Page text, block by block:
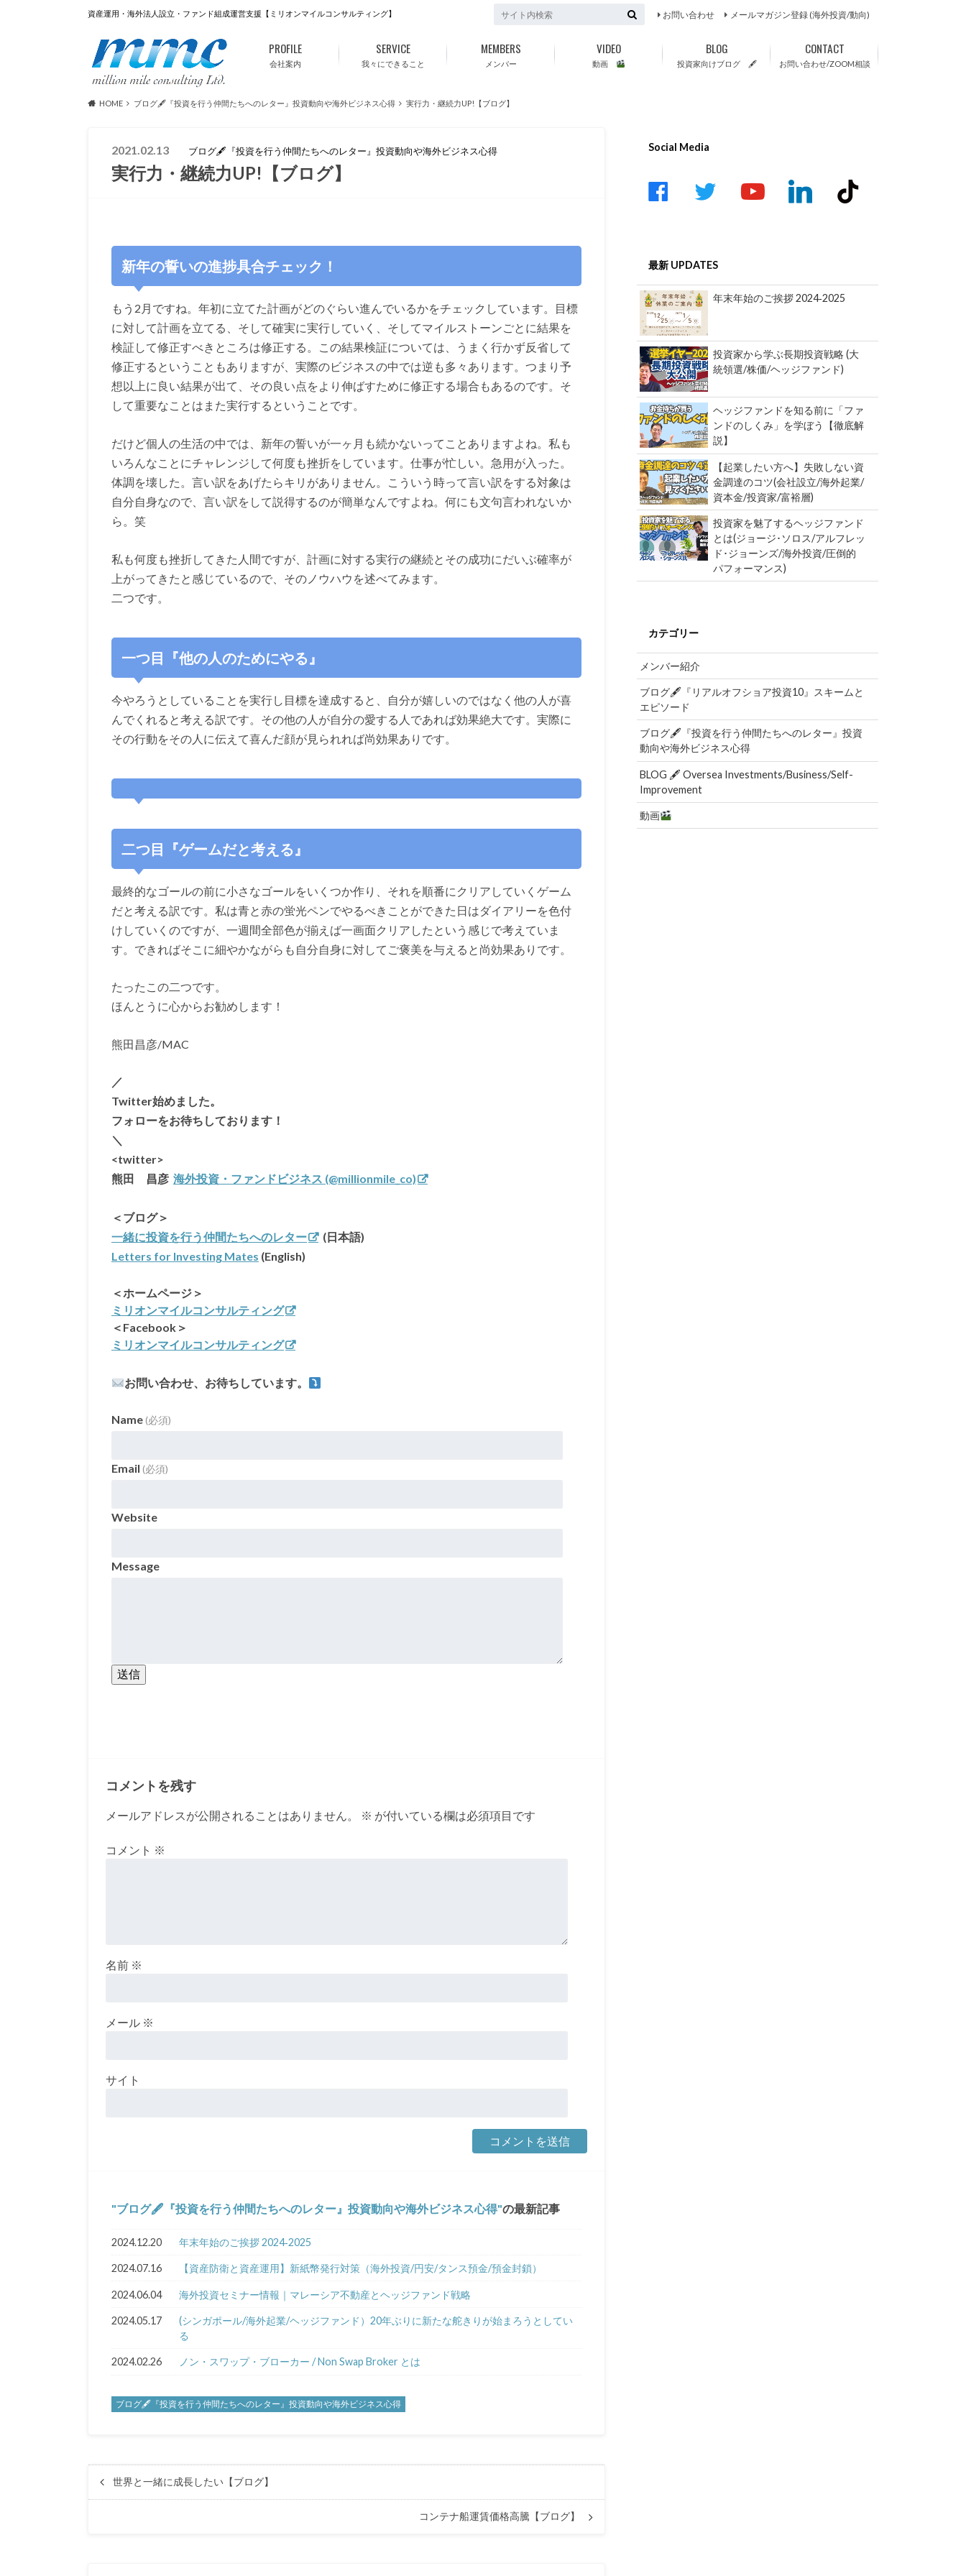
資産運用・海外法人設立・ファンド組成運営支援【ミリオンマイルコンサルティング】 お問い合わせ メールマガジン登録 (海外投資/動向)
会社案内
PROFILE
我々にできること
SERVICE
メンバー
MEMBERS
動画
VIDEO
投資家向けブログ 🖋
BLOG
お問い合わせ/ZOOM相談
CONTACT
HOME ブログ🖋『投資を行う仲間たちへのレター』投資動向や海外ビジネス心得 実行力・継続力UP!【ブログ】
2021.02.13 ブログ🖋『投資を行う仲間たちへのレター』投資動向や海外ビジネス心得
実行力・継続力UP!【ブログ】
新年の誓いの進捗具合チェック！
もう2月ですね。年初に立てた計画がどのぐらい進んでいるかをチェックしています。目標
に対して計画を立てる、そして確実に実行していく、そしてマイルストーンごとに結果を
検証して修正すべきところは修正する。この結果検証については、うまく行かず反省して
修正するということもありますが、実際のビジネスの中では逆も多々あります。つまり予
想以上に良い結果が出て、その良い点をより伸ばすために修正する場合もあるのです。そ
して重要なことはまた実行するということです。
だけど個人の生活の中では、新年の誓いが一ヶ月も続かないってことありますよね。私も
いろんなことにチャレンジして何度も挫折をしています。仕事が忙しい。急用が入った。
体調を壊した。言い訳をあげたらキリがありません。こういう時って言い訳をする対象は
自分自身なので、言い訳をして説得するのが簡単なんですよね。何にも文句言われないか
ら。笑
私も何度も挫折してきた人間ですが、計画に対する実行の継続とその成功にだいぶ確率が
上がってきたと感じているので、そのノウハウを述べてみます。
二つです。
一つ目『他の人のためにやる』
今やろうとしていることを実行し目標を達成すると、自分が嬉しいのではなく他の人が喜
んでくれると考える訳です。その他の人が自分の愛する人であれば効果絶大です。実際に
その行動をその人に伝えて喜んだ顔が見られれば尚効果ありです。
二つ目『ゲームだと考える』
最終的なゴールの前に小さなゴールをいくつか作り、それを順番にクリアしていくゲーム
だと考える訳です。私は青と赤の蛍光ペンでやるべきことができた日はダイアリーを色付
けしていくのですが、一週間全部色が揃えば一画面クリアしたという感じで考えていま
す。できればそこに細やかながらも自分自身に対してご褒美を与えると尚効果ありです。
たったこの二つです。
ほんとうに心からお勧めします！
熊田昌彦/MAC
／
Twitter始めました。
フォローをお待ちしております！
＼
<twitter>
熊田 昌彦 海外投資・ファンドビジネス (@millionmile_co)
＜ブログ＞
一緒に投資を行う仲間たちへのレター
(日本語)
Letters for Investing Mates (English)
＜ホームページ＞
ミリオンマイルコンサルティング
＜Facebook＞
ミリオンマイルコンサルティング
お問い合わせ、お待ちしています。
Name (必須)
Email (必須)
Website
Message
送信
コメントを残す
メールアドレスが公開されることはありません。 ※ が付いている欄は必須項目です
コメント ※
名前 ※
メール ※
サイト
ブログ🖋『投資を行う仲間たちへのレター』投資動向や海外ビジネス心得 の最新記事
2024.12.20 年末年始のご挨拶 2024‐2025
2024.07.16 【資産防衛と資産運用】新紙幣発行対策（海外投資/円安/タンス預金/預金封鎖）
2024.06.04 海外投資セミナー情報｜マレーシア不動産とヘッジファンド戦略
2024.05.17
(シンガポール/海外起業/ヘッジファンド）20年ぶりに新たな舵きりが始まろうとしてい
る
2024.02.26 ノン・スワップ・ブローカー / Non Swap Broker とは
ブログ🖋『投資を行う仲間たちへのレター』投資動向や海外ビジネス心得
世界と一緒に成長したい【ブログ】
コンテナ船運賃価格高騰【ブログ】
Social Media
play
linkedin tiktok
最新 UPDATES
年末年始のご挨拶 2024‐2025
投資家から学ぶ長期投資戦略 (大
統領選/株価/ヘッジファンド)
ヘッジファンドを知る前に「ファ
ンドのしくみ」を学ぼう【徹底解
説】
【起業したい方へ】失敗しない資
金調達のコツ(会社設立/海外起業/
資本金/投資家/富裕層)
投資家を魅了するヘッジファンド
とは(ジョージ･ソロス/アルフレッ
ド･ジョーンズ/海外投資/圧倒的
パフォーマンス)
カテゴリー
メンバー紹介
ブログ🖋『リアルオフショア投資10』スキームと
エピソード
ブログ🖋『投資を行う仲間たちへのレター』投資
動向や海外ビジネス心得
BLOG 🖋 Oversea Investments/Business/Self-
Improvement
動画